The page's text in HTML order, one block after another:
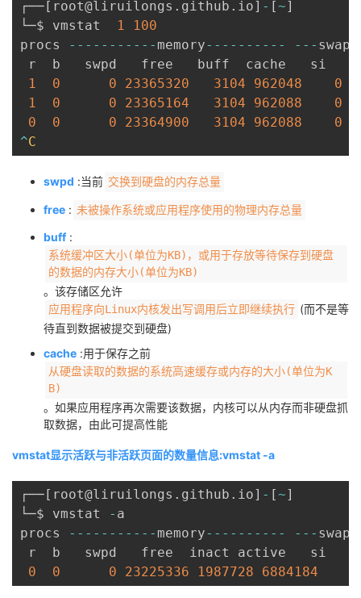
┌──[ root@liruilongs . github . io] - [~]
└─$ vmstat
1
100
procs
-- -- -- -- -- - memory-- -- -- -- -- -- - swap
r  b   swpd   free   buff  cache   si
1
0 0 23365320 3104 962048
0
1
0 0 23365164 3104 962088
0
0
0 0 23364900 3104 962088
0
^C
swpd :当前 交换到硬盘的内存总量
free : 未被操作系统或应用程序使用的物理内存总量
buff:
系统缓冲区大小(单位为KB)，或用于存放等待保存到硬盘
的数据的内存大小(单位为KB)
。该存储区允许
应用程序向Linux内核发出写调用后立即继续执行 (而不是等
待直到数据被提交到硬盘)
cache :用于保存之前
从硬盘读取的数据的系统高速缓存或内存的大小(单位为K
B)
。如果应用程序再次需要该数据，内核可以从内存而非硬盘抓
取数据，由此可提高性能
vmstat显示活跃与非活跃页面的数量信息:vmstat -a
┌──[ root@liruilongs . github . io] - [~]
└─$ vmstat
- a
procs
-- -- -- -- -- - memory-- -- -- -- -- -- - swap
r  b   swpd   free  inact active   si
0
0 0 23225336 1987728 6884184